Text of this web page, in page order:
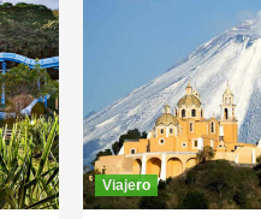
Viajero